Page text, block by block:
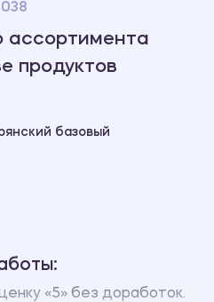
ассортимента
продуктов
базовый
«5» без доработок.